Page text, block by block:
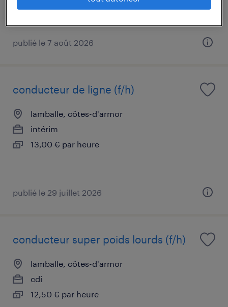
12,31 € par heure
publié le 7 août 2026
conducteur de ligne (f/h)
lamballe, côtes-d'armor
intérim
13,00 € par heure
publié le 29 juillet 2026
conducteur super poids lourds (f/h)
lamballe, côtes-d'armor
cdi
12,50 € par heure